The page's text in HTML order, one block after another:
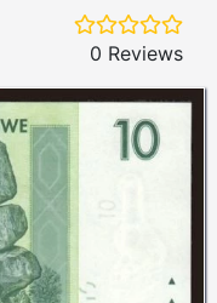
0 Reviews